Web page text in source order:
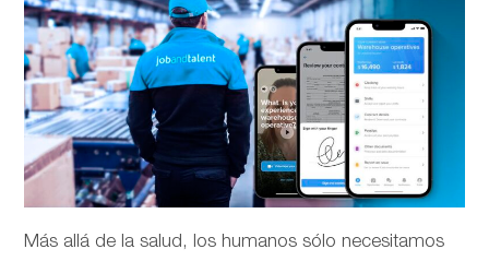
Más allá de la salud, los humanos sólo necesitamos